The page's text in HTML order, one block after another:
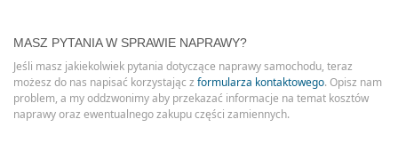
MASZ PYTANIA W SPRAWIE NAPRAWY?
Jeśli masz jakiekolwiek pytania dotyczące naprawy samochodu, teraz
możesz do nas napisać korzystając z formularza kontaktowego. Opisz nam
problem, a my oddzwonimy aby przekazać informacje na temat kosztów
naprawy oraz ewentualnego zakupu części zamiennych.